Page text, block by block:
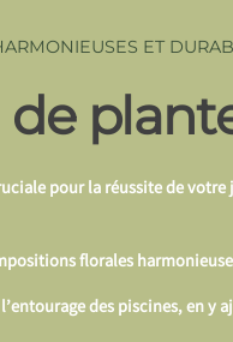
ET
pour la réussite de
florales
des piscines, en